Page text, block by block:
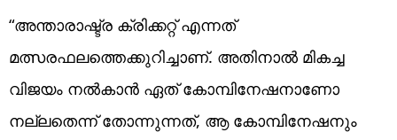
“അന്താരാഷ്ട്ര ക്രിക്കറ്റ് എന്നത്
മത്സരഫലത്തെക്കുറിച്ചാണ്‌. അതിനാൽ മികച്ച
വിജയം നൽകാൻ ഏത് കോമ്പിനേഷനാണോ
നല്ലതെന്ന് തോന്നുന്നത്, ആ കോമ്പിനേഷനും